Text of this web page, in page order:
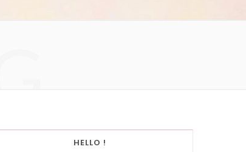
e I
HELLO !